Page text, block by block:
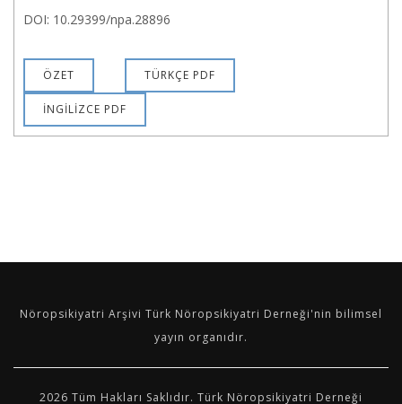
DOI: 10.29399/npa.28896
ÖZET TÜRKÇE PDF
İNGİLİZCE PDF
Nöropsikiyatri Arşivi Türk Nöropsikiyatri Derneği'nin bilimsel
yayın organıdır.
2026 Tüm Hakları Saklıdır. Türk Nöropsikiyatri Derneği